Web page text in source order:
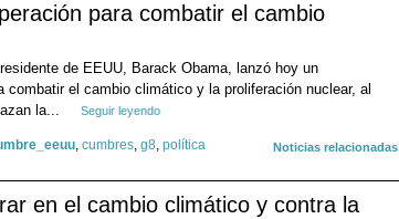
para combatir el cambio
de EEUU, Barack Obama, lanzó hoy un
combatir el cambio climático y la proliferación nuclear, al
la...
Seguir leyendo
Noticias relacionadas
, cumbres, g8, política
en el cambio climático y contra la